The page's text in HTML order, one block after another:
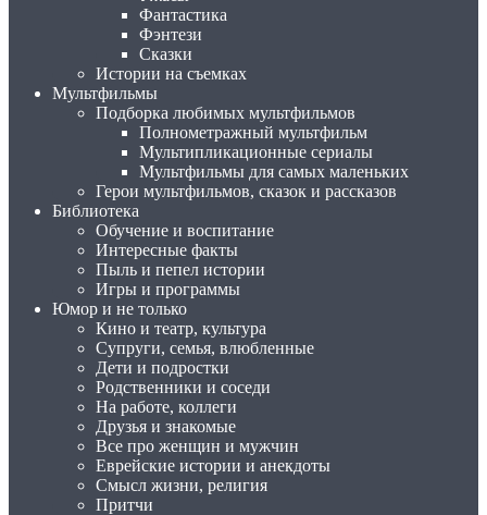
Фантастика
Фэнтези
Сказки
Истории на съемках
Мультфильмы
Подборка любимых мультфильмов
Полнометражный мультфильм
Мультипликационные сериалы
Мультфильмы для самых маленьких
Герои мультфильмов, сказок и рассказов
Библиотека
Обучение и воспитание
Интересные факты
Пыль и пепел истории
Игры и программы
Юмор и не только
Кино и театр, культура
Супруги, семья, влюбленные
Дети и подростки
Родственники и соседи
На работе, коллеги
Друзья и знакомые
Все про женщин и мужчин
Еврейские истории и анекдоты
Смысл жизни, религия
Притчи